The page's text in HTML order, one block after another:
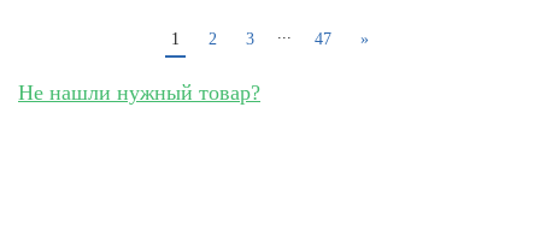
1 2 3 ... 47 »
Не нашли нужный товар?